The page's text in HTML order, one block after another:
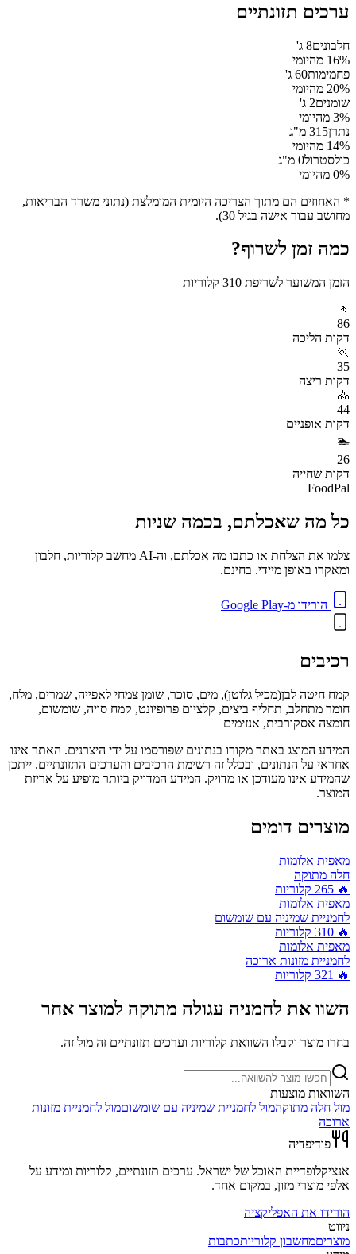
ערכים תזונתיים
חלבונים8 ג'
16% מהיומי
פחמימות60 ג'
20% מהיומי
שומנים2 ג'
3% מהיומי
נתרן315 מ"ג
14% מהיומי
כולסטרול0 מ"ג
0% מהיומי
* האחוזים הם מתוך הצריכה היומית המומלצת (נתוני משרד הבריאות,
מחושב עבור אישה בגיל 30).
כמה זמן לשרוף?
הזמן המשוער לשריפת 310 קלוריות
🚶
86
דקות הליכה
🏃
35
דקות ריצה
🚴
44
דקות אופניים
🏊
26
דקות שחייה
FoodPal
כל מה שאכלתם, בכמה שניות
צלמו את הצלחת או כתבו מה אכלתם, וה-AI מחשב קלוריות, חלבון
ומאקרו באופן מיידי. בחינם.
הורידו מ-Google Play
רכיבים
קמח חיטה לבן(מכיל גלוטן), מים, סוכר, שומן צמחי לאפייה, שמרים, מלח,
חומר מתחלב, תחליף ביצים, קלציום פרופיונט, קמח סויה, שומשום,
חומצה אסקורבית, אנזימים
המידע המוצג באתר מקורו בנתונים שפורסמו על ידי היצרנים. האתר אינו
אחראי על הנתונים, ובכלל זה רשימת הרכיבים והערכים התזונתיים. ייתכן
שהמידע אינו מעודכן או מדויק. המידע המדויק ביותר מופיע על אריזת
המוצר.
מוצרים דומים
מאפית אלומות
חלה מתוקה
🔥
265 קלוריות
מאפית אלומות
לחמניית שמיניה עם שומשום
🔥
310 קלוריות
מאפית אלומות
לחמניית מזונות ארוכה
🔥
321 קלוריות
השוו את לחמניה עגולה מתוקה למוצר אחר
בחרו מוצר וקבלו השוואת קלוריות וערכים תזונתיים זה מול זה.
השוואות מוצעות
מול חלה מתוקהמול לחמניית שמיניה עם שומשוםמול לחמניית מזונות
ארוכה
פודיפדיה
אנציקלופדיית האוכל של ישראל. ערכים תזונתיים, קלוריות ומידע על
אלפי מוצרי מזון, במקום אחד.
הורידו את האפליקציה
ניווט
מוצריםמחשבון קלוריותכתבות